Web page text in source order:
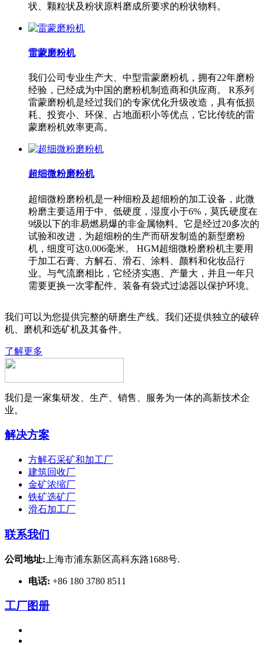
状、颗粒状及粉状原料磨成所要求的粉状物料。
雷蒙磨粉机
我们公司专业生产大、中型雷蒙磨粉机，拥有22年磨粉
经验，已经成为中国的磨粉机制造商和供应商。 R系列
雷蒙磨粉机是经过我们的专家优化升级改造，具有低损
耗、投资小、环保、占地面积小等优点，它比传统的雷
蒙磨粉机效率更高。
超细微粉磨粉机
超细微粉磨粉机是一种细粉及超细粉的加工设备，此微
粉磨主要适用于中、低硬度，湿度小于6%，莫氏硬度在
9级以下的非易燃易爆的非金属物料。它是经过20多次的
试验和改进，为超细粉的生产而研发制造的新型磨粉
机，细度可达0.006毫米。 HGM超细微粉磨粉机主要用
于加工石膏、方解石、滑石、涂料、颜料和化妆品行
业。与气流磨相比，它经济实惠、产量大，并且一年只
需要更换一次零配件。装备有袋式过滤器以保护环境。
我们可以为您提供完整的研磨生产线。我们还提供独立的破碎
机、磨机和选矿机及其备件。
了解更多
我们是一家集研发、生产、销售、服务为一体的高新技术企
业。
解决方案
方解石采矿和加工厂
建筑回收厂
金矿浓缩厂
铁矿选矿厂
滑石加工厂
联系我们
公司地址: 上海市浦东新区高科东路1688号.
电话: +86 180 3780 8511
工厂图册